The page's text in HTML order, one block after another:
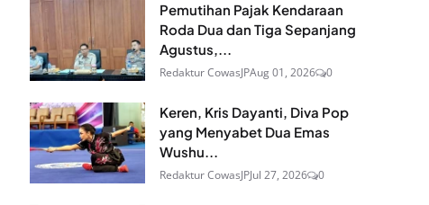
Pemutihan Pajak Kendaraan
Roda Dua dan Tiga Sepanjang
Agustus,...
Redaktur CowasJPAug 01, 2026 0
Keren, Kris Dayanti, Diva Pop
yang Menyabet Dua Emas
Wushu...
Redaktur CowasJPJul 27, 2026 0